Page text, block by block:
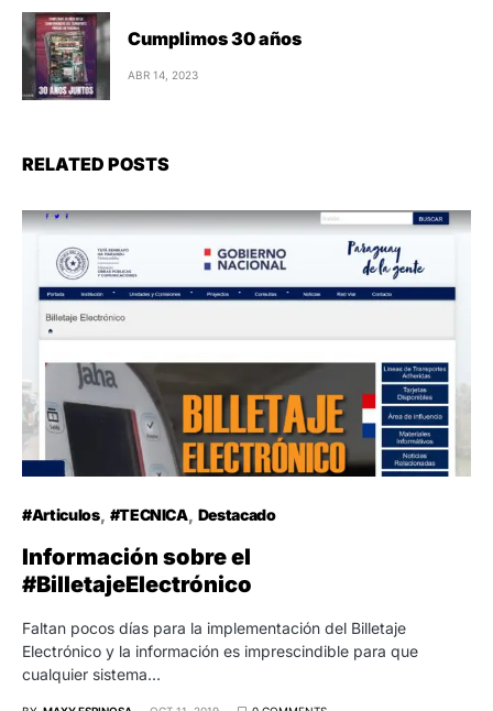
Cumplimos 30 años
ABR 14, 2023
RELATED POSTS
#Articulos #TECNICA Destacado
Información sobre el
#BilletajeElectrónico
Faltan pocos días para la implementación del Billetaje
Electrónico y la información es imprescindible para que
cualquier sistema…